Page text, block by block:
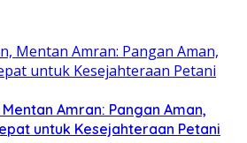
Amran: Pangan Aman,
untuk Kesejahteraan Petani